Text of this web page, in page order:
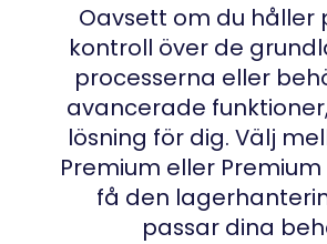
Oavsett om du håller
kontroll över de
processerna eller
avancerade
lösning för dig. Välj
Premium eller Premium
få den
passar dina